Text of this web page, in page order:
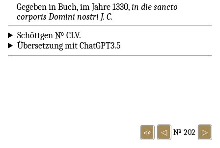
Gegeben in Buch, im Jahre 1330, in die sancto
corporis Domini nostri J. C.
Schöttgen № CLV.
Übersetzung mit ChatGPT3.5
«» ◁ № 202 ▷